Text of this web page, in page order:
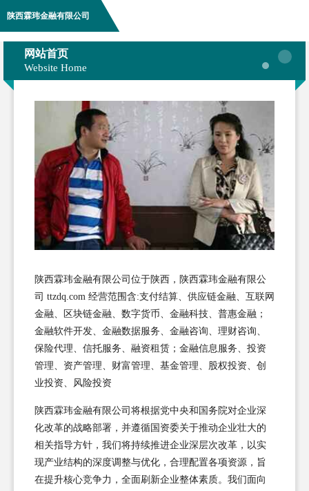
陕西霖玮金融有限公司
网站首页
Website Home
陕西霖玮金融有限公司位于陕西，陕西霖玮金融有限公
司 ttzdq.com 经营范围含:支付结算、供应链金融、互联网
金融、区块链金融、数字货币、金融科技、普惠金融；
金融软件开发、金融数据服务、金融咨询、理财咨询、
保险代理、信托服务、融资租赁；金融信息服务、投资
管理、资产管理、财富管理、基金管理、股权投资、创
业投资、风险投资
陕西霖玮金融有限公司将根据党中央和国务院对企业深
化改革的战略部署，并遵循国资委关于推动企业壮大的
相关指导方针，我们将持续推进企业深层次改革，以实
现产业结构的深度调整与优化，合理配置各项资源，旨
在提升核心竞争力，全面刷新企业整体素质。我们面向